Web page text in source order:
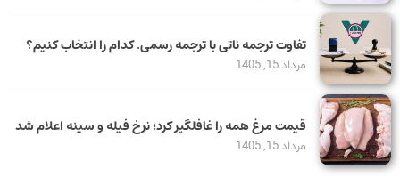
تفاوت ترجمه ناتی با ترجمه رسمی. کدام را انتخاب کنیم؟
مرداد 15, 1405
قیمت مرغ همه را غافلگیر کرد؛ نرخ فیله و سینه اعلام شد
مرداد 15, 1405